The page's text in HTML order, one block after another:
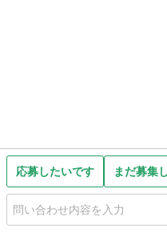
応募したいです まだ募集